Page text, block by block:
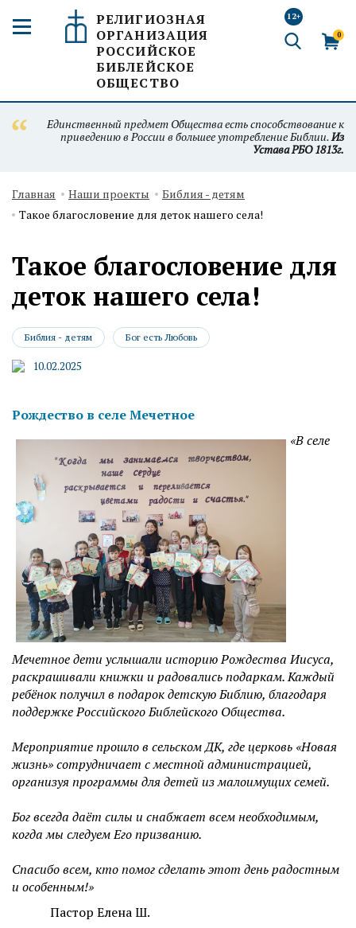
РЕЛИГИОЗНАЯ
ОРГАНИЗАЦИЯ
РОССИЙСКОЕ
БИБЛЕЙСКОЕ
ОБЩЕСТВО
12+
0
Единственный предмет Общества есть способствование к
приведению в России в большее употребление Библии.Из
Устава РБО 1813г.
Главная Наши проекты
Библия - детям
Такое благословение для деток нашего села!
Такое благословение для
деток нашего села!
Библия - детям Бог есть Любовь
10.02.2025
Рождество в селе Мечетное
«В селе
Мечетное дети услышали историю Рождества Иисуса,
раскрашивали книжки и радовались подаркам. Каждый
ребёнок получил в подарок детскую Библию, благодаря
поддержке Российского Библейского Общества.
Мероприятие прошло в сельском ДК, где церковь «Новая
жизнь» сотрудничает с местной администрацией,
организуя программы для детей из малоимущих семей.
Бог всегда даёт силы и снабжает всем необходимым,
когда мы следуем Его призванию.
Спасибо всем, кто помог сделать этот день радостным
и особенным!»
Пастор Елена Ш.